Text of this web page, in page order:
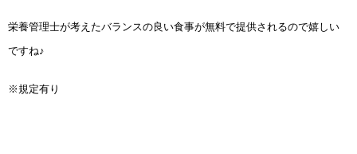
栄養管理士が考えたバランスの良い食事が無料で提供されるので嬉しい
ですね♪
※規定有り